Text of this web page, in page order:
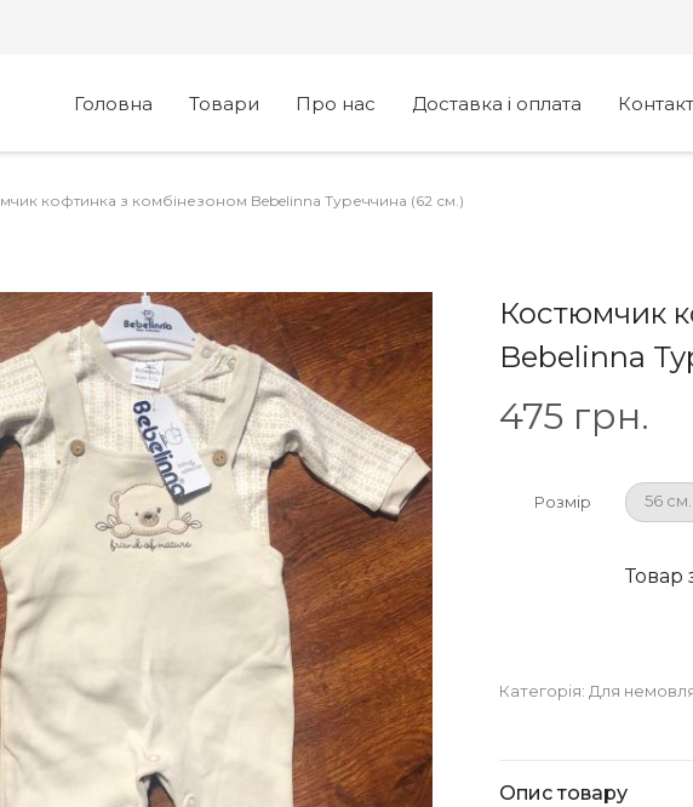
Головна Товари Про нас Доставка і оплата
кофтинка з комбінезоном Bebelinna Туреччина (62 см.)
Костюмчик
Bebelinna
475 грн.
Розмір 56 см.
Товар
Категорія: Для
Опис товару